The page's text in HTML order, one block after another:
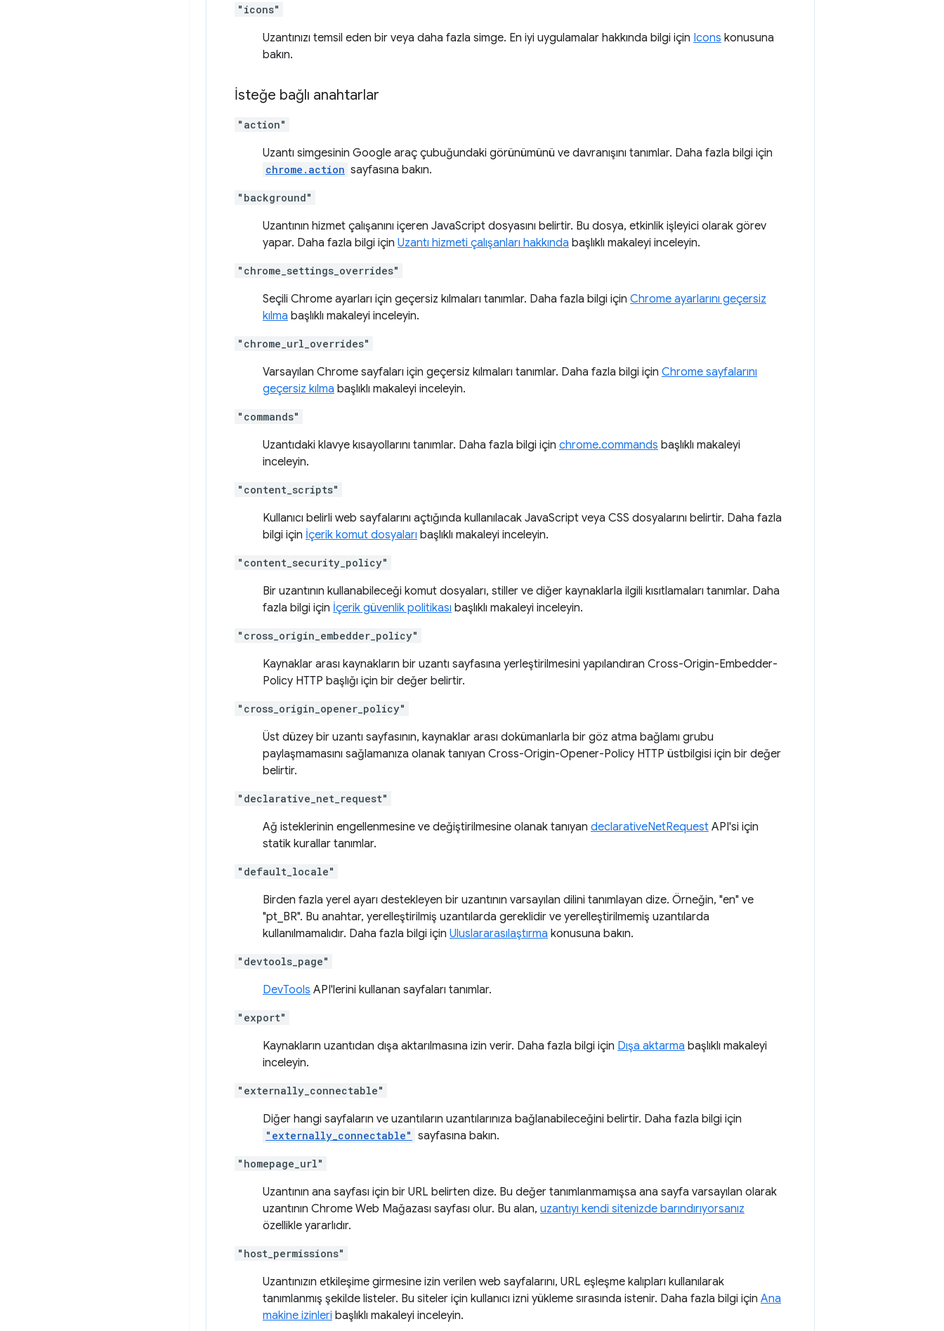
"icons"
Uzantınızı temsil eden bir veya daha fazla simge. En iyi uygulamalar hakkında bilgi için Icons konusuna
bakın.
İsteğe bağlı anahtarlar
"action"
Uzantı simgesinin Google araç çubuğundaki görünümünü ve davranışını tanımlar. Daha fazla bilgi için
chrome.action sayfasına bakın.
"background"
Uzantının hizmet çalışanını içeren JavaScript dosyasını belirtir. Bu dosya, etkinlik işleyici olarak görev
yapar. Daha fazla bilgi için Uzantı hizmeti çalışanları hakkında başlıklı makaleyi inceleyin.
"chrome_settings_overrides"
Seçili Chrome ayarları için geçersiz kılmaları tanımlar. Daha fazla bilgi için Chrome ayarlarını geçersiz
kılma başlıklı makaleyi inceleyin.
"chrome_url_overrides"
Varsayılan Chrome sayfaları için geçersiz kılmaları tanımlar. Daha fazla bilgi için Chrome sayfalarını
geçersiz kılma başlıklı makaleyi inceleyin.
"commands"
Uzantıdaki klavye kısayollarını tanımlar. Daha fazla bilgi için chrome.commands başlıklı makaleyi
inceleyin.
"content_scripts"
Kullanıcı belirli web sayfalarını açtığında kullanılacak JavaScript veya CSS dosyalarını belirtir. Daha fazla
bilgi için İçerik komut dosyaları başlıklı makaleyi inceleyin.
"content_security_policy"
Bir uzantının kullanabileceği komut dosyaları, stiller ve diğer kaynaklarla ilgili kısıtlamaları tanımlar. Daha
fazla bilgi için İçerik güvenlik politikası başlıklı makaleyi inceleyin.
"cross_origin_embedder_policy"
Kaynaklar arası kaynakların bir uzantı sayfasına yerleştirilmesini yapılandıran Cross-Origin-Embedder-
Policy HTTP başlığı için bir değer belirtir.
"cross_origin_opener_policy"
Üst düzey bir uzantı sayfasının, kaynaklar arası dokümanlarla bir göz atma bağlamı grubu
paylaşmamasını sağlamanıza olanak tanıyan Cross-Origin-Opener-Policy HTTP üstbilgisi için bir değer
belirtir.
"declarative_net_request"
Ağ isteklerinin engellenmesine ve değiştirilmesine olanak tanıyan declarativeNetRequest API'si için
statik kurallar tanımlar.
"default_locale"
Birden fazla yerel ayarı destekleyen bir uzantının varsayılan dilini tanımlayan dize. Örneğin, "en" ve
"pt_BR". Bu anahtar, yerelleştirilmiş uzantılarda gereklidir ve yerelleştirilmemiş uzantılarda
kullanılmamalıdır. Daha fazla bilgi için Uluslararasılaştırma konusuna bakın.
"devtools_page"
DevTools API'lerini kullanan sayfaları tanımlar.
"export"
Kaynakların uzantıdan dışa aktarılmasına izin verir. Daha fazla bilgi için Dışa aktarma başlıklı makaleyi
inceleyin.
"externally_connectable"
Diğer hangi sayfaların ve uzantıların uzantılarınıza bağlanabileceğini belirtir. Daha fazla bilgi için
"externally_connectable" sayfasına bakın.
"homepage_url"
Uzantının ana sayfası için bir URL belirten dize. Bu değer tanımlanmamışsa ana sayfa varsayılan olarak
uzantının Chrome Web Mağazası sayfası olur. Bu alan, uzantıyı kendi sitenizde barındırıyorsanız
özellikle yararlıdır.
"host_permissions"
Uzantınızın etkileşime girmesine izin verilen web sayfalarını, URL eşleşme kalıpları kullanılarak
tanımlanmış şekilde listeler. Bu siteler için kullanıcı izni yükleme sırasında istenir. Daha fazla bilgi için Ana
makine izinleri başlıklı makaleyi inceleyin.